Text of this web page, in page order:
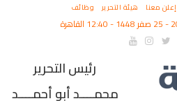
إعلن معنا هيئة التحرير وظائف
رئيس التحرير
محمــــد أبو أحمــــد